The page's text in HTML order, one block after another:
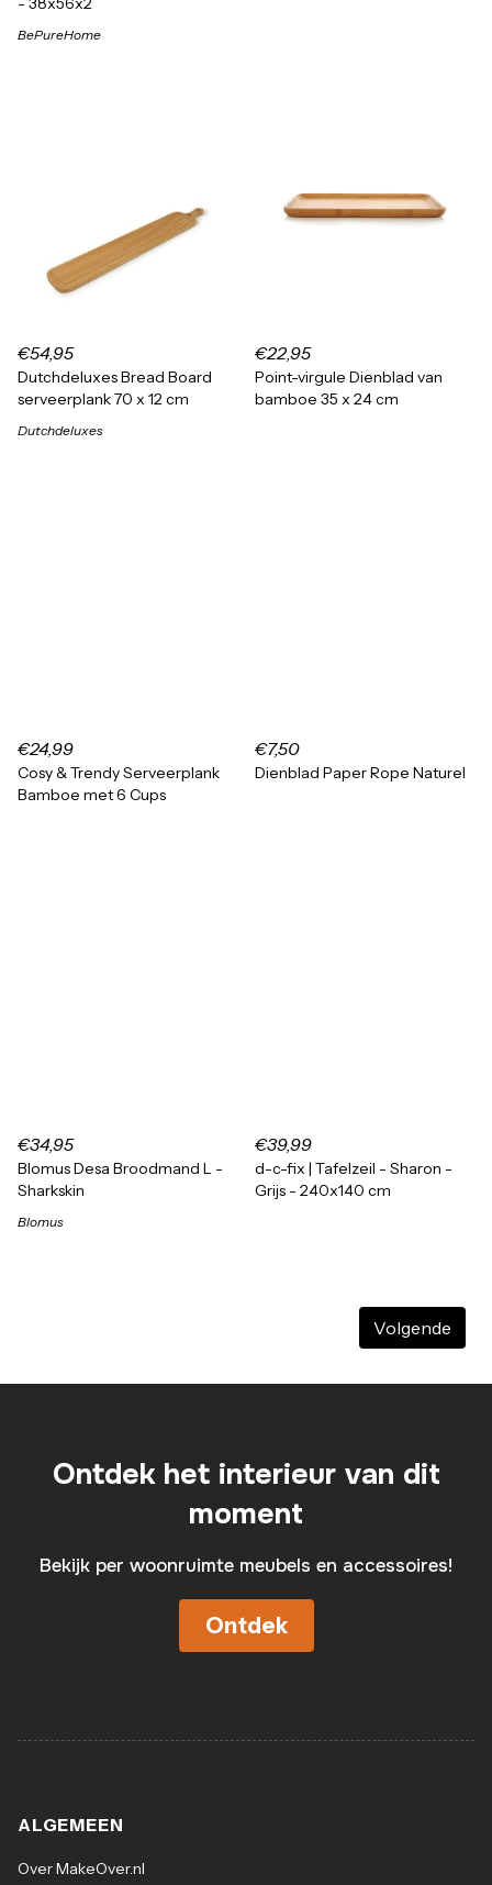
BePureHome
€54,95
Dutchdeluxes Bread Board
serveerplank 70 x 12 cm
Dutchdeluxes
€22,95
Point-virgule Dienblad van
bamboe 35 x 24 cm
€24,99
Cosy & Trendy Serveerplank
Bamboe met 6 Cups
€7,50
Dienblad Paper Rope Naturel
€34,95
Blomus Desa Broodmand L -
Sharkskin
Blomus
€39,99
d-c-fix | Tafelzeil - Sharon -
Grijs - 240x140 cm
Volgende
Ontdek het interieur van dit
moment
Bekijk per woonruimte meubels en accessoires!
Ontdek
ALGEMEEN
Over MakeOver.nl